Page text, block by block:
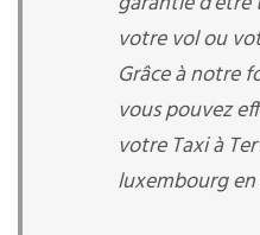
votre vol ou
Grâce à notre
vous pouvez
votre Taxi à
luxembourg en